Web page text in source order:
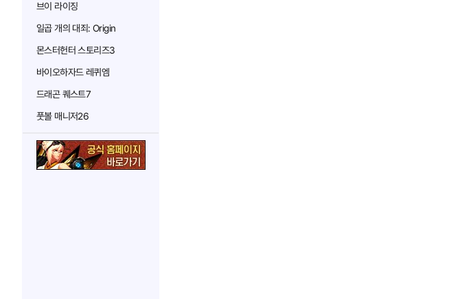
브이 라이징
일곱 개의 대죄: Origin
몬스터헌터 스토리즈3
바이오하자드 레퀴엠
드래곤 퀘스트7
풋볼 매니저26